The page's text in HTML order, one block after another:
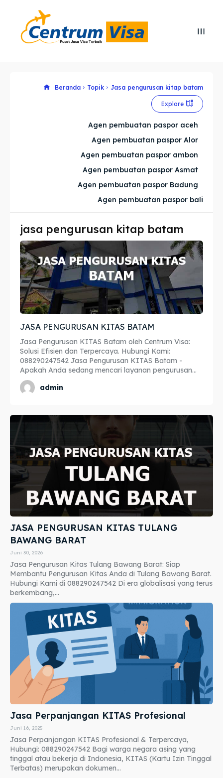
Cari
Cari
Explore our destinations
Imta
Legalisir
Apostille
Penerjemah
Asuransi
Blog
Explore our destinations
Imta
Legalisir
Apostille
Penerjemah
Asuransi
Blog
Beranda Topik Jasa pengurusan kitap batam
Explore
Agen pembuatan paspor aceh
Agen pembuatan paspor Alor
Agen pembuatan paspor ambon
Agen pembuatan paspor Asmat
Agen pembuatan paspor Badung
Agen pembuatan paspor bali
jasa pengurusan kitap batam
JASA PENGURUSAN KITAS BATAM
Jasa Pengurusan KITAS Batam oleh Centrum Visa:
Solusi Efisien dan Terpercaya. Hubungi Kami:
088290247542 Jasa Pengurusan KITAS Batam -
Apakah Anda sedang mencari layanan pengurusan...
admin
JASA PENGURUSAN KITAS TULANG
BAWANG BARAT
Juni 30, 2026
Jasa Pengurusan Kitas Tulang Bawang Barat: Siap
Membantu Pengurusan Kitas Anda di Tulang Bawang Barat.
Hubungi Kami di 088290247542 Di era globalisasi yang terus
berkembang,...
Jasa Perpanjangan KITAS Profesional
Juni 16, 2025
Jasa Perpanjangan KITAS Profesional & Terpercaya,
Hubungi: 088290247542 Bagi warga negara asing yang
tinggal atau bekerja di Indonesia, KITAS (Kartu Izin Tinggal
Terbatas) merupakan dokumen...